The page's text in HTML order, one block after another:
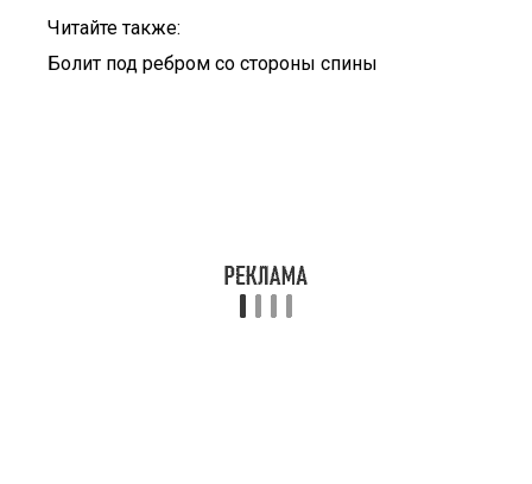
Читайте также:
Болит под ребром со стороны спины